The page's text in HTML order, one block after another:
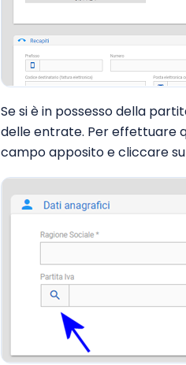
Se si è in possesso della
delle entrate. Per effettuare
campo apposito e cliccare